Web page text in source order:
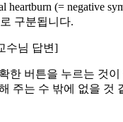
heartburn (= negative
로 구분됩니다.
수님 답변]
한 버튼을 누르는 것이
주는 수 밖에 없을 것